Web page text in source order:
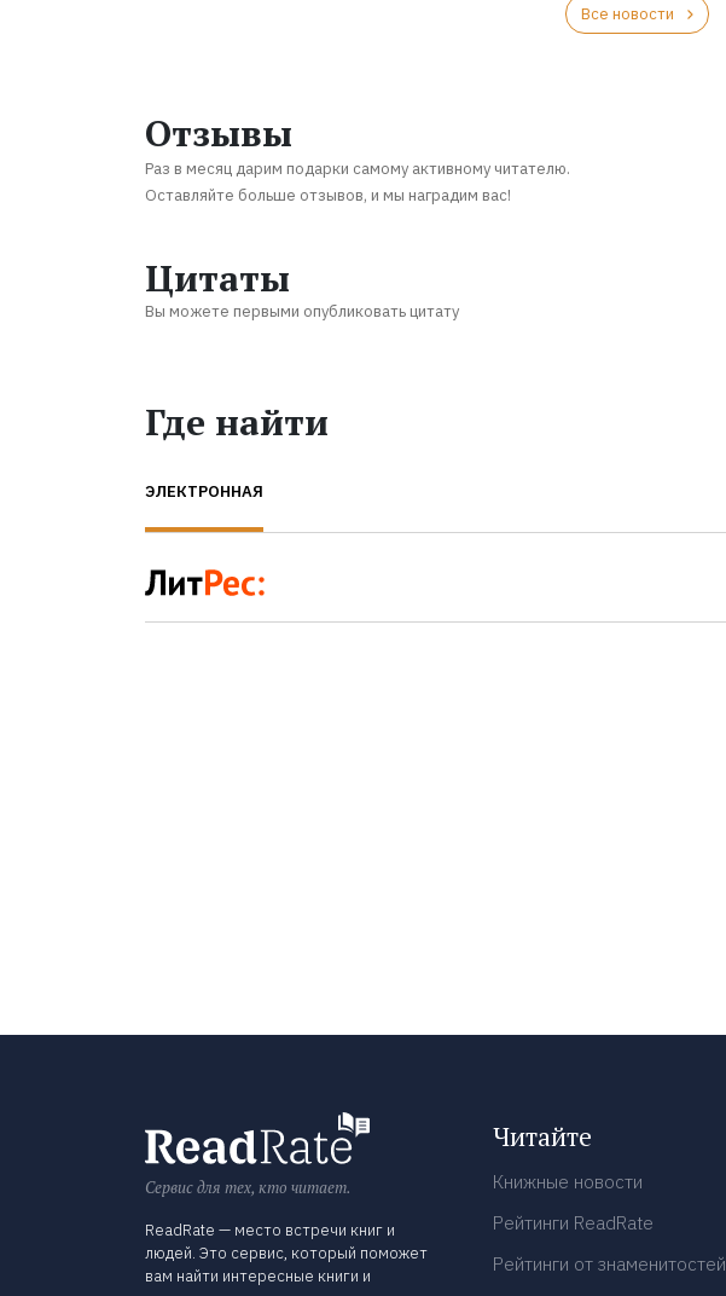
Все новости
Отзывы
Раз в месяц дарим подарки самому активному читателю.
Оставляйте больше отзывов, и мы наградим вас!
Цитаты
Вы можете первыми опубликовать цитату
Где найти
ЭЛЕКТРОННАЯ
Сервис для тех, кто читает.
ReadRate — место встречи книг и
людей. Это сервис, который поможет
вам найти интересные книги и
Читайте
Книжные новости
Рейтинги ReadRate
Рейтинги от знаменитостей